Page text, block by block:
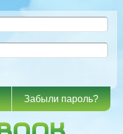
Забыли пароль?